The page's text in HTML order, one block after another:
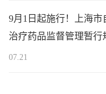
9月1日起施行！上海市
治疗药品监督管理暂行
07.21